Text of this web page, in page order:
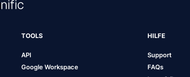
TOOLS
API
Google Workspace
HILFE
Support
FAQs